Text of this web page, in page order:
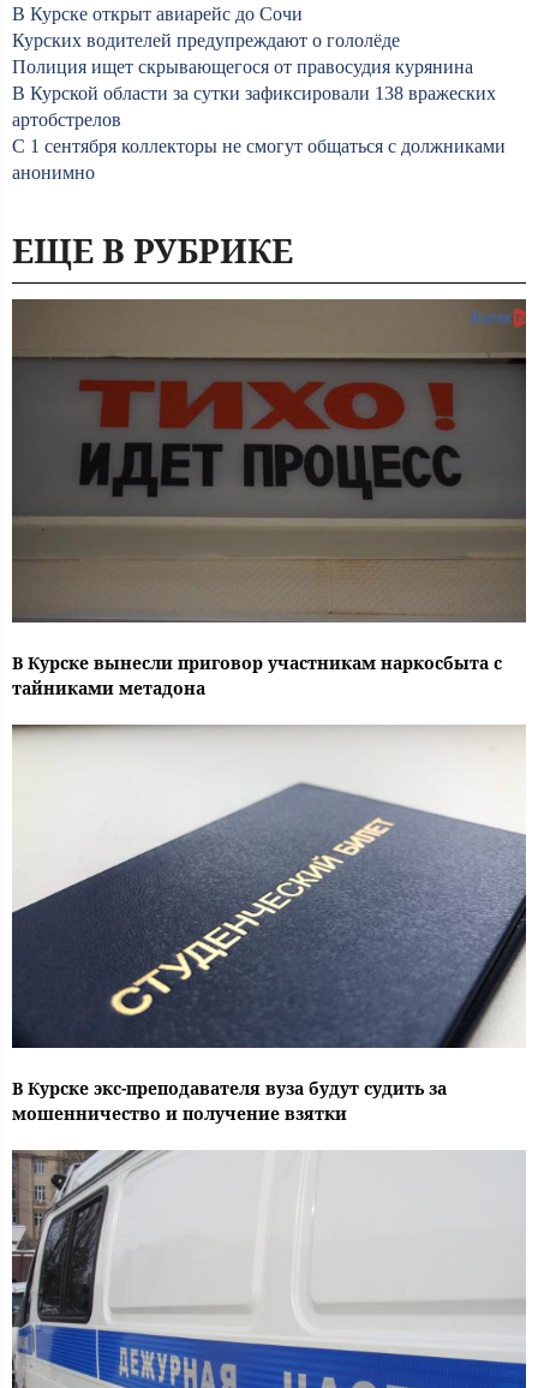
В Курске открыт авиарейс до Сочи
Курских водителей предупреждают о гололёде
Полиция ищет скрывающегося от правосудия курянина
В Курской области за сутки зафиксировали 138 вражеских
артобстрелов
С 1 сентября коллекторы не смогут общаться с должниками
анонимно
ЕЩЕ В РУБРИКЕ
В Курске вынесли приговор участникам наркосбыта с
тайниками метадона
В Курске экс-преподавателя вуза будут судить за
мошенничество и получение взятки